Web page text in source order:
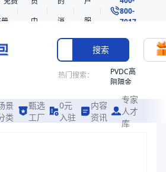
中
消
息
服
务
800-
7017
搜索
热门搜索：
PVDC高
阻隔金
共挤热
收缩袋
景
类
甄选
工厂
0元
入驻
内容
资讯
专家
人才
库
包裹定型
肉定型片膜包装，提供详尽的规格参数、